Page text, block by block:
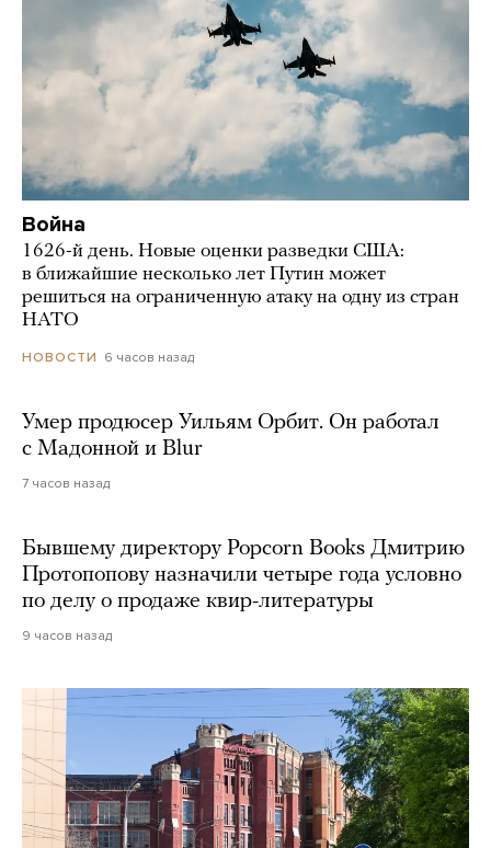
Война
1626-й день. Новые оценки разведки США:
в ближайшие несколько лет Путин может
решиться на ограниченную атаку на одну из стран
НАТО
НОВОСТИ 6 часов назад
Умер продюсер Уильям Орбит. Он работал
с Мадонной и Blur
7 часов назад
Бывшему директору Popcorn Books Дмитрию
Протопопову назначили четыре года условно
по делу о продаже квир-литературы
9 часов назад